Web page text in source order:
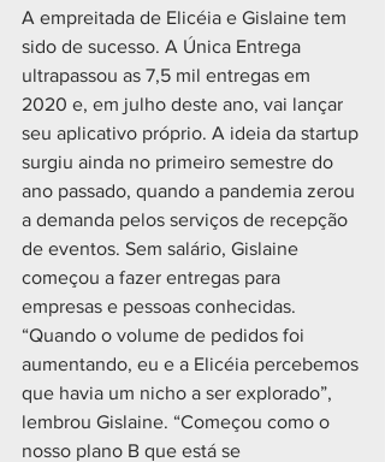
A empreitada de Elicéia e Gislaine tem
sido de sucesso. A Única Entrega
ultrapassou as 7,5 mil entregas em
2020 e, em julho deste ano, vai lançar
seu aplicativo próprio. A ideia da startup
surgiu ainda no primeiro semestre do
ano passado, quando a pandemia zerou
a demanda pelos serviços de recepção
de eventos. Sem salário, Gislaine
começou a fazer entregas para
empresas e pessoas conhecidas.
“Quando o volume de pedidos foi
aumentando, eu e a Elicéia percebemos
que havia um nicho a ser explorado”,
lembrou Gislaine. “Começou como o
nosso plano B que está se